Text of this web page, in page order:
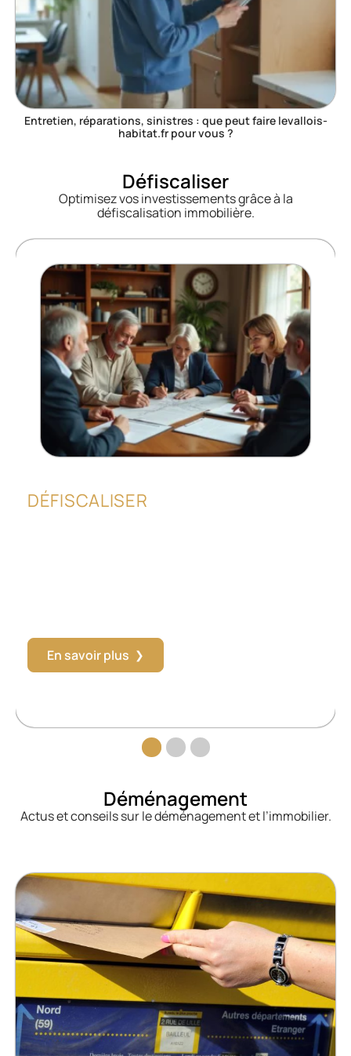
Entretien, réparations, sinistres : que peut faire levallois-
habitat.fr pour vous ?
Défiscaliser
Optimisez vos investissements grâce à la
défiscalisation immobilière.
DÉFISCALISER
En savoir plus
Déménagement
Actus et conseils sur le déménagement et l’immobilier.